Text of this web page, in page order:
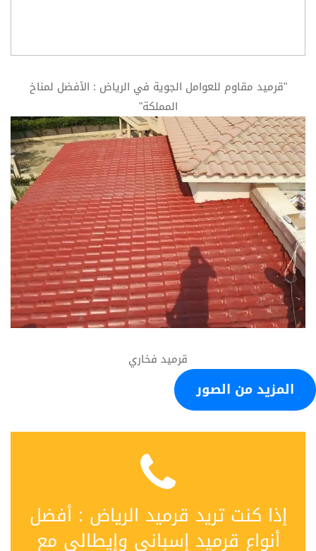
"قرميد مقاوم للعوامل الجوية في الرياض : الأفضل لمناخ
المملكة"
قرميد فخاري
المزيد من الصور
إذا كنت تريد قرميد الرياض : أفضل
أنواع قرميد إسباني وإيطالي مع